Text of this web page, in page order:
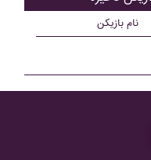
نام بازیکن